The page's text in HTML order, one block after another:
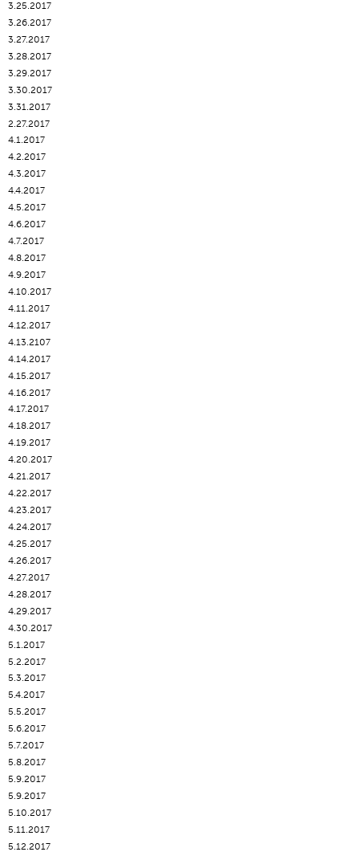
3.25.2017
3.26.2017
3.27.2017
3.28.2017
3.29.2017
3.30.2017
3.31.2017
2.27.2017
4.1.2017
4.2.2017
4.3.2017
4.4.2017
4.5.2017
4.6.2017
4.7.2017
4.8.2017
4.9.2017
4.10.2017
4.11.2017
4.12.2017
4.13.2107
4.14.2017
4.15.2017
4.16.2017
4.17.2017
4.18.2017
4.19.2017
4.20.2017
4.21.2017
4.22.2017
4.23.2017
4.24.2017
4.25.2017
4.26.2017
4.27.2017
4.28.2017
4.29.2017
4.30.2017
5.1.2017
5.2.2017
5.3.2017
5.4.2017
5.5.2017
5.6.2017
5.7.2017
5.8.2017
5.9.2017
5.9.2017
5.10.2017
5.11.2017
5.12.2017